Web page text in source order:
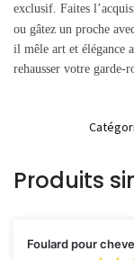
exclusif. Faites
ou gâtez un proche
il mêle art et élégance
rehausser votre garde-
Produits
Foulard pour